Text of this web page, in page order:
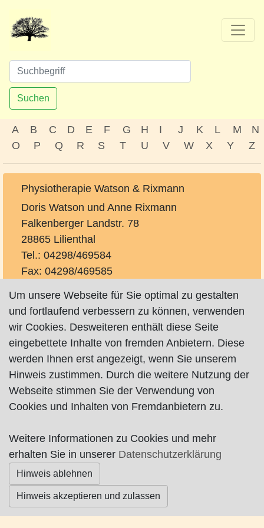
Suchen
A B C D E F G H I J K L M
N
O
P Q R S T U V W X Y Z
Physiotherapie Watson & Rixmann
Doris Watson und Anne Rixmann
Falkenberger Landstr. 78
28865 Lilienthal
Tel.: 04298/469584
Fax: 04298/469585
http://www.praxis-watson-rixmann.de
Impressum|Datenschutz| AGB
© Worpswede24 2015-2026
Um unsere Webseite für Sie optimal zu gestalten
und fortlaufend verbessern zu können, verwenden
wir Cookies. Desweiteren enthält diese Seite
eingebettete Inhalte von fremden Anbietern. Diese
werden Ihnen erst angezeigt, wenn Sie unserem
Hinweis zustimmen. Durch die weitere Nutzung der
Webseite stimmen Sie der Verwendung von
Cookies und Inhalten von Fremdanbietern zu.
Weitere Informationen zu Cookies und mehr
erhalten Sie in unserer Datenschutzerklärung
Hinweis ablehnen
Hinweis akzeptieren und zulassen